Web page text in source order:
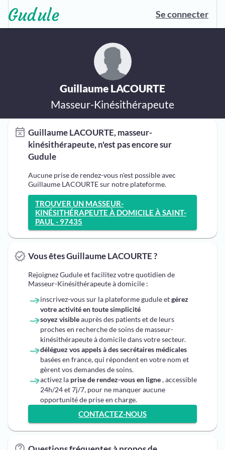
Se connecter
Guillaume LACOURTE
Masseur-Kinésithérapeute
Guillaume LACOURTE, masseur-
kinésithérapeute, n'est pas encore sur
Gudule
Aucune prise de rendez-vous n'est possible avec
Guillaume LACOURTE sur notre plateforme.
TROUVER UN MASSEUR-
KINÉSITHÉRAPEUTE À DOMICILE À SAINT-
PAUL - 97435
Vous êtes Guillaume LACOURTE ?
Rejoignez Gudule et facilitez votre quotidien de
Masseur-Kinésithérapeute à domicile :
inscrivez-vous sur la plateforme gudule etgérez
votre activité en toute simplicité
soyez visibleauprès des patients et de leurs
proches en recherche de soins de masseur-
kinésithérapeute à domicile dans votre secteur.
déléguez vos appels à des secrétaires médicales
basées en france, qui répondent en votre nom et
gèrent vos demandes de soins.
activez la prise de rendez-vous en ligne, accessible
24h/24 et 7j/7, pour ne manquer aucune
opportunité de prise en charge.
CONTACTEZ-NOUS